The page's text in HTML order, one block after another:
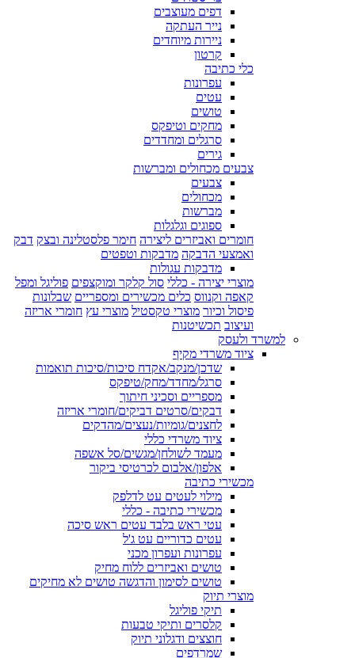
דפים מעוצבים
נייר העתקה
ניירות מיוחדים
קרטון
כלי כתיבה
עפרונות
עטים
טושים
מחקים וטיפקס
סרגלים ומחדדים
גירים
צבעים מכחולים ומברשות
צבעים
מכחולים
מברשות
ספוגים וגלגלות
חומרים ואביזרים ליצירה חימר פלסטלינה ובצק דבק
ואמצעי הדבקה מדבקות וטפטים
מדבקות עגולות
מוצרי יצירה - כללי סול קלקר ומוקצפים פוליגל ומפל
קאפה וקנווס כלים מכשירים ומספריים שבלונות
פיסול וכיור מוצרי טקסטיל מוצרי עץ חומרי אריזה
ועיצוב תכשיטנות
למשרד ולעסק
ציוד משרדי מקיף
שדכן/מנקב/אקדח סיכות/סיכות תואמות
סרגל/מחדד/מחק/טיפקס
מספריים וסכיני חיתוך
דבקים/סרטים דביקים/חומרי אריזה
לחצנים/גומיות/נעצים/מהדקים
ציוד משרדי כללי
מעמד לשולחן/מגשים/סל אשפה
אלפון/אלבום לכרטיסי ביקור
מכשירי כתיבה
מילוי לעטים עט לדלפק
מכשירי כתיבה - כללי
עטי ראש בלבד עטים ראש סיכה
עטים כדוריים עט ג'ל
עפרונות ועפרון מכני
טושים ואביזרים ללוח מחיק
טושים לסימון והדגשה טושים לא מחיקים
מוצרי תיוק
תיקי פוליגל
קלסרים ותיקי טבעות
חוצצים ודגלוני תיוק
שמרדפים